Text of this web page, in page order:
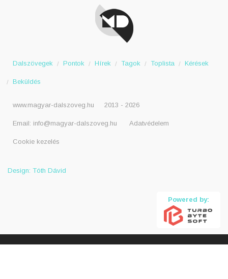
Dalszövegek Pontok Hírek Tagok Toplista Kérések
Beküldés
www.magyar-dalszoveg.hu 2013 - 2026
Email: info@magyar-dalszoveg.hu Adatvédelem
Cookie kezelés
Design: Tóth Dávid
Powered by: